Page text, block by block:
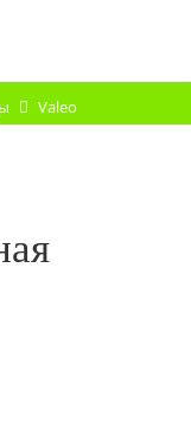
Valeo